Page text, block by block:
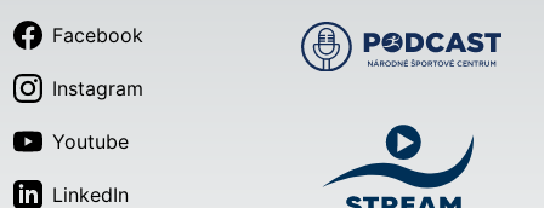
Facebook
Instagram
Youtube
LinkedIn